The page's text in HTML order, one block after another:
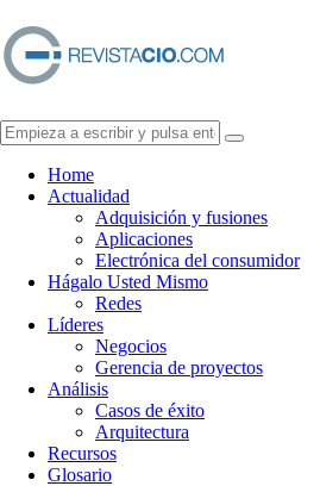
Home
Actualidad
Adquisición y fusiones
Aplicaciones
Electrónica del consumidor
Hágalo Usted Mismo
Redes
Líderes
Negocios
Gerencia de proyectos
Análisis
Casos de éxito
Arquitectura
Recursos
Glosario